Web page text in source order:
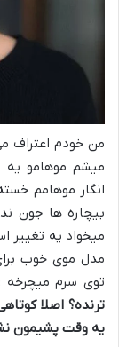
من خودم اعتراف
میشم موهامو
انگار موهامم
بیچاره ها جون
میخواد یه تغییر
مدل موی خوب
توی سرم
ترنده؟ اصلا
یه وقت پشیمون